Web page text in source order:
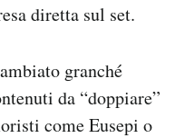
diretta sul set.
granché
da “doppiare”
come Eusepi o